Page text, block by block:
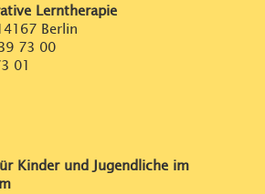
Lerntherapie
Berlin
73 00
01
Kinder und Jugendliche im